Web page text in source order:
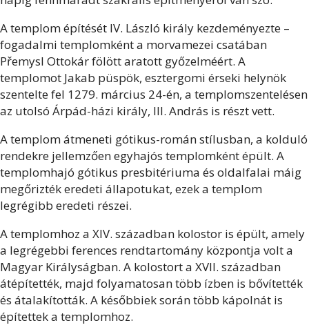
A templom építését IV. László király kezdeményezte –
fogadalmi templomként a morvamezei csatában
Přemysl Ottokár fölött aratott győzelméért. A
templomot Jakab püspök, esztergomi érseki helynök
szentelte fel 1279. március 24-én, a templomszentelésen
az utolsó Árpád-házi király, III. András is részt vett.
A templom átmeneti gótikus-román stílusban, a kolduló
rendekre jellemzően egyhajós templomként épült. A
templomhajó gótikus presbitériuma és oldalfalai máig
megőrizték eredeti állapotukat, ezek a templom
legrégibb eredeti részei.
A templomhoz a XIV. században kolostor is épült, amely
a legrégebbi ferences rendtartomány központja volt a
Magyar Királyságban. A kolostort a XVII. században
átépítették, majd folyamatosan több ízben is bővítették
és átalakították. A későbbiek során több kápolnát is
építettek a templomhoz.